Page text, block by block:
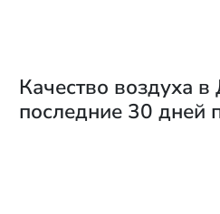
Качество воздуха
последние 30 дней